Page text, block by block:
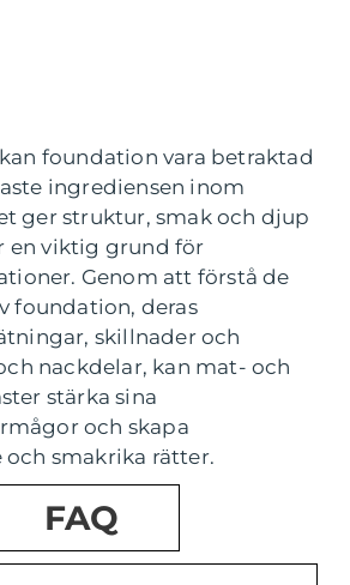
foundation vara betraktad
ingrediensen inom
ger struktur, smak och djup
en viktig grund för
Genom att förstå de
foundation, deras
skillnader och
nackdelar, kan mat- och
stärka sina
och skapa
och smakrika rätter.
FAQ